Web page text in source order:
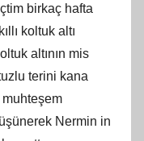
birkaç hafta
koltuk altı
altının mis
terini kana
muhteşem
Nermin in